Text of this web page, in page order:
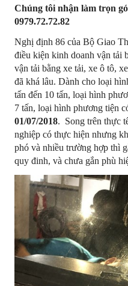
Chúng tôi nhận làm trọn
0979.72.72.82
Nghị định 86 của Bộ Giao
điều kiện kinh doanh vận tải
vận tải bằng xe tải, xe ô tô,
đã khá lâu. Dành cho loại
tấn đến 10 tấn, loại hình
7 tấn, loại hình phương tiện
01/07/2018. Song trên thực
nghiệp có thực hiện nhưng
phó và nhiều trường hợp thì
quy đinh, và chưa gắn phù